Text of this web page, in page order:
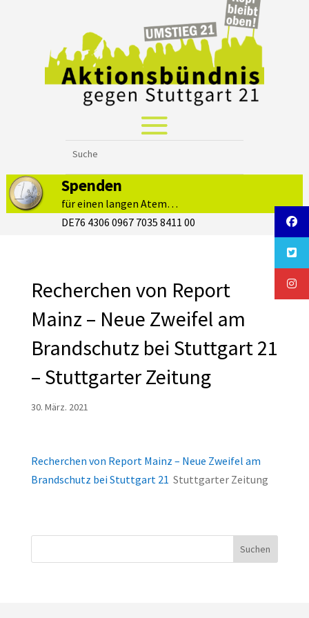
Spenden
für einen langen Atem…
DE76 4306 0967 7035 8411 00
Recherchen von Report
Mainz – Neue Zweifel am
Brandschutz bei Stuttgart 21
– Stuttgarter Zeitung
30. März. 2021
Recherchen von Report Mainz – Neue Zweifel am
Brandschutz bei Stuttgart 21 Stuttgarter Zeitung
Suchen